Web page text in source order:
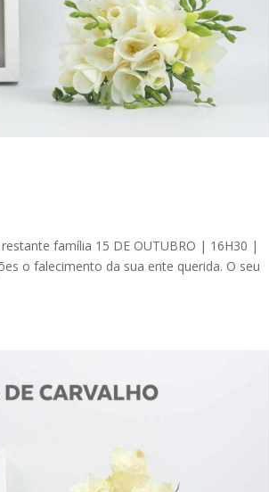
família 15 DE OUTUBRO | 16H30 |
o falecimento da sua ente querida. O seu